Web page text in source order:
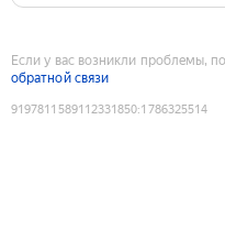
Если у вас возникли проблемы,
обратной связи
9197811589112331850:1786325514